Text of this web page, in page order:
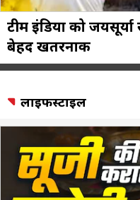
टीम इंडिया को
बेहद खतरनाक
लाइफस्टाइल